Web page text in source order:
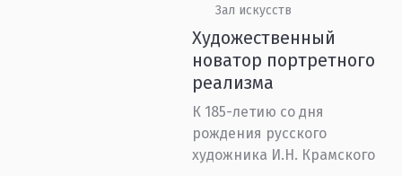
Зал искусств
Художественный
новатор портретного
реализма
К 185-летию со дня
рождения русского
художника И.Н. Крамского